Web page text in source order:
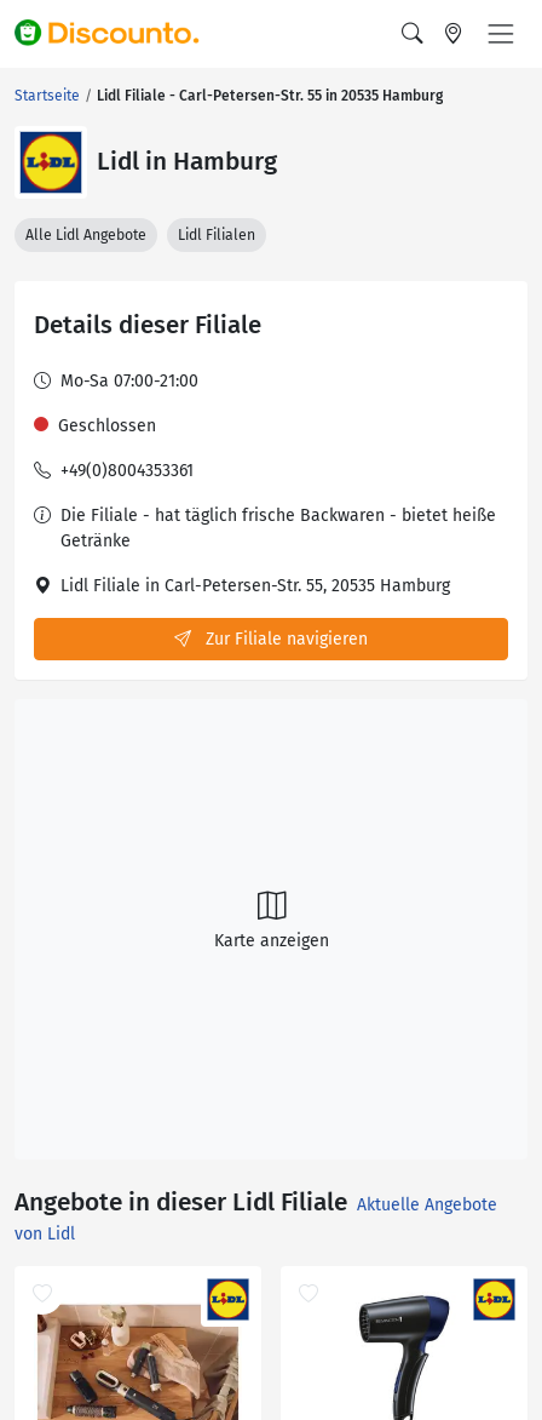
Startseite Lidl Filiale - Carl-Petersen-Str. 55 in 20535 Hamburg
Lidl in Hamburg
Alle Lidl Angebote Lidl Filialen
Details dieser Filiale
Mo-Sa 07:00-21:00
Geschlossen
+49(0)8004353361
Die Filiale - hat täglich frische Backwaren - bietet heiße
Getränke
Lidl Filiale in Carl-Petersen-Str. 55, 20535 Hamburg
Zur Filiale navigieren
Karte anzeigen
Angebote in dieser Lidl Filiale Aktuelle Angebote
von Lidl